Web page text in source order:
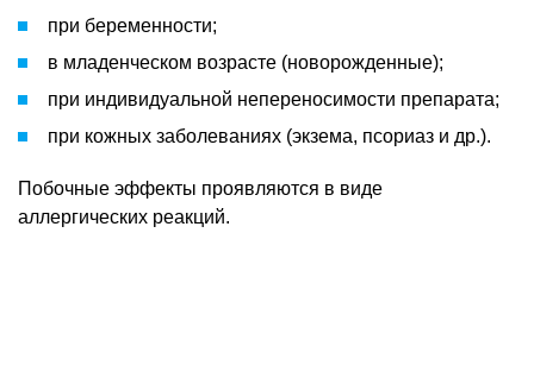
при беременности;
в младенческом возрасте (новорожденные);
при индивидуальной непереносимости препарата;
при кожных заболеваниях (экзема, псориаз и др.).
Побочные эффекты проявляются в виде
аллергических реакций.